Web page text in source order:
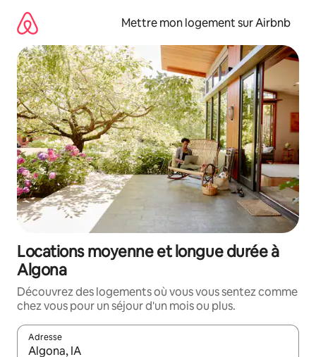
directement
contenu
Mettre mon logement sur Airbnb
Locations moyenne et longue durée à
Algona
Découvrez des logements où vous vous sentez comme
chez vous pour un séjour d'un mois ou plus.
Adresse
Lorsque les résultats s'affichent, utilisez les flèches vers le